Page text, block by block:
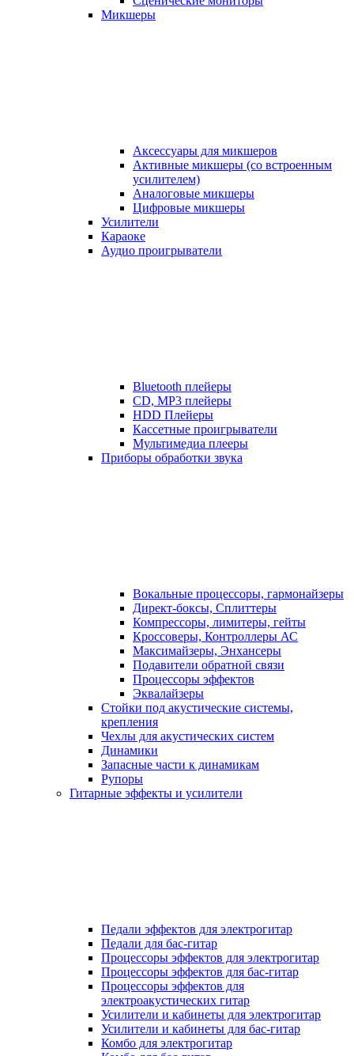
Микшеры
Аксессуары для микшеров
Активные микшеры (со встроенным
усилителем)
Аналоговые микшеры
Цифровые микшеры
Усилители
Караоке
Аудио проигрыватели
Bluetooth плейеры
CD, MP3 плейеры
HDD Плейеры
Кассетные проигрыватели
Мультимедиа плееры
Приборы обработки звука
Вокальные процессоры, гармонайзеры
Директ-боксы, Сплиттеры
Компрессоры, лимитеры, гейты
Кроссоверы, Контроллеры АС
Максимайзеры, Энхансеры
Подавители обратной связи
Процессоры эффектов
Эквалайзеры
Стойки под акустические системы,
крепления
Чехлы для акустических систем
Динамики
Запасные части к динамикам
Рупоры
Гитарные эффекты и усилители
Педали эффектов для электрогитар
Педали для бас-гитар
Процессоры эффектов для электрогитар
Процессоры эффектов для бас-гитар
Процессоры эффектов для
электроакустических гитар
Усилители и кабинеты для электрогитар
Усилители и кабинеты для бас-гитар
Комбо для электрогитар